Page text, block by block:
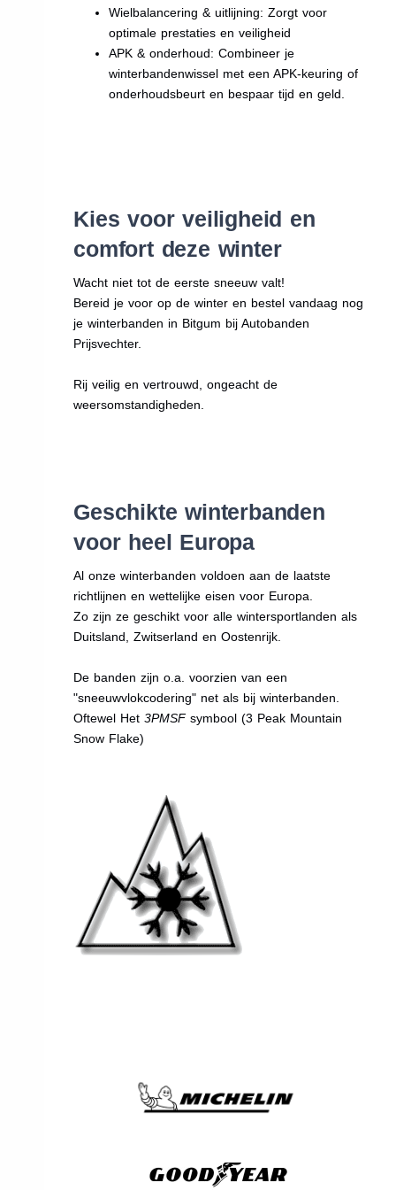
Wielbalancering & uitlijning: Zorgt voor
optimale prestaties en veiligheid
APK & onderhoud: Combineer je
winterbandenwissel met een APK-keuring of
onderhoudsbeurt en bespaar tijd en geld.
Kies voor veiligheid en
comfort deze winter
Wacht niet tot de eerste sneeuw valt!
Bereid je voor op de winter en bestel vandaag nog
je winterbanden in Bitgum bij Autobanden
Prijsvechter.
Rij veilig en vertrouwd, ongeacht de
weersomstandigheden.
Geschikte winterbanden
voor heel Europa
Al onze winterbanden voldoen aan de laatste
richtlijnen en wettelijke eisen voor Europa.
Zo zijn ze geschikt voor alle wintersportlanden als
Duitsland, Zwitserland en Oostenrijk.
De banden zijn o.a. voorzien van een
"sneeuwvlokcodering" net als bij winterbanden.
Oftewel Het3PMSFsymbool (3 Peak Mountain
Snow Flake)